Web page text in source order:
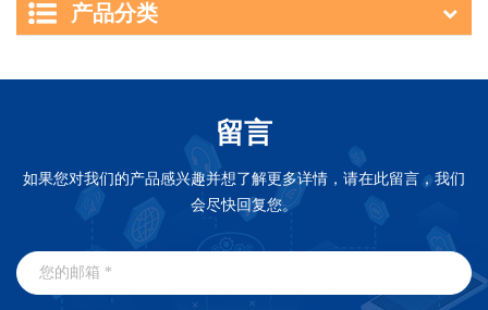
产品分类
留言
如果您对我们的产品感兴趣并想了解更多详情，请在此留言，我们
会尽快回复您。